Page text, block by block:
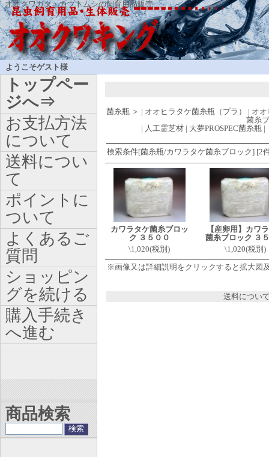
オオクワガタ・カブトムシの飼育用品販売
ようこそゲスト様
菌糸瓶＞ | オオヒラタケ菌糸瓶（プラ） | オ
菌糸
| 人工霊芝材 | 大夢PROSPEC菌糸瓶 |
検索条件[菌糸瓶/カワラタケ菌糸ブロック] [2
カワラタケ菌糸ブロッ
ク ３５００
\1,020(税別)
【産卵用】カワ
菌糸ブロック ３
\1,020(税別)
※画像又は詳細説明をクリックすると拡大図
送料につい
トップペー
ジへ⇒
お支払方法
について
送料につい
て
ポイントに
ついて
よくあるご
質問
ショッピン
グを続ける
購入手続き
へ進む
商品検索